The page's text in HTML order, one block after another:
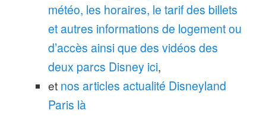
météo, les horaires, le tarif des billets
et autres informations de logement ou
d’accès ainsi que des vidéos des
deux parcs Disney ici,
et nos articles actualité Disneyland
Paris là